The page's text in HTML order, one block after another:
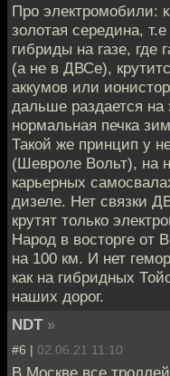
Про электромобили:
золотая середина,
гибриды на газе, где
(а не в ДВСе),
аккумов или
дальше раздается
нормальная печка
Такой же принцип у
(Шевроле Вольт), на
карьерных
дизеле. Нет связки
крутят только
Народ в восторге от
на 100 км. И нет
как на гибридных
наших дорог.
NDT »
#6 | 02.06.21 11:10
В Москве все